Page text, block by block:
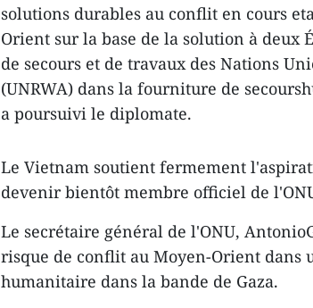
solutions durables au conflit en cours
Orient sur la base de la solution à deux
de secours et de travaux des Nations
(UNRWA) dans la fourniture de
a poursuivi le diplomate.
Le Vietnam soutient fermement
devenir bientôt membre officiel de
Le secrétaire général de l'ONU,
risque de conflit au Moyen-Orient dans
humanitaire dans la bande de Gaza.